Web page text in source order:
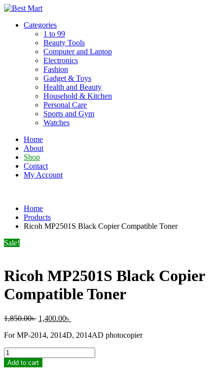
Skip
contentCategories
1 to 99
Beauty Tools
Computer and Laptop
Electronics
Fashion
Gadget & Toys
Health and Beauty
Household & Kitchen
Personal Care
Sports and Gym
Watches
Home
About
Shop
Contact
My Account
Home
Products
Ricoh MP2501S Black Copier Compatible Toner
Sale!
Ricoh MP2501S Black Copier
Compatible Toner
1,850.00৳ Original
was:
1,400.00৳
is:
For MP-2014, 2014D, 2014AD photocopier
Ricoh
MP2501S
Black
Add to cart